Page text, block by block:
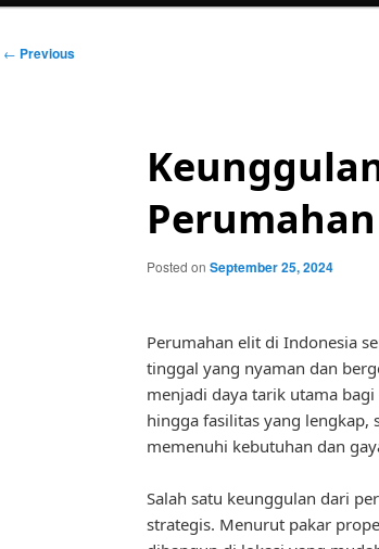
Post
← Previous
Posted on September 25, 2024
Perumahan elit di Indonesia
tinggal yang nyaman dan
menjadi daya tarik utama
hingga fasilitas yang
memenuhi kebutuhan dan
Salah satu keunggulan dari
strategis. Menurut pakar